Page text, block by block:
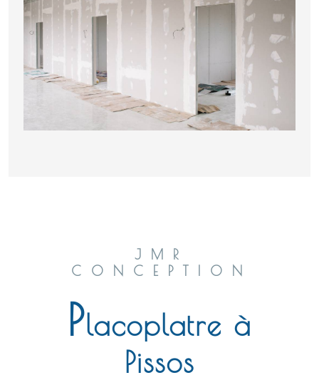
JMR
CONCEPTION
placoplatre à
Pissos